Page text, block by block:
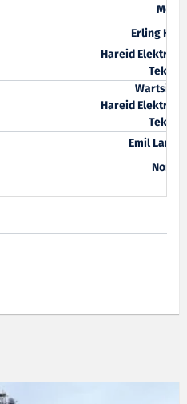
Medi
Erling
Hareid
Wartsilä
Hareid
Emil